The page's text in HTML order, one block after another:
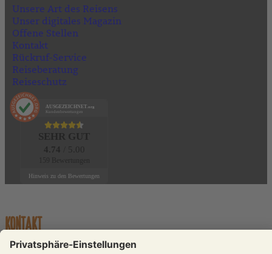
Unsere Art des Reisens
Unser digitales Magazin
Offene Stellen
Kontakt
Rückruf-Service
Reiseberatung
Reiseschutz
AUSGEZEICHNET .org
Kundenbewertungen
Hinweis zu den Bewertungen
KONTAKT